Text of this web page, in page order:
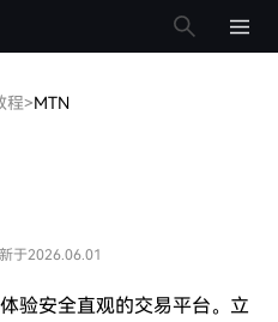
程>MTN
于2026.06.01
验安全直观的交易平台。立